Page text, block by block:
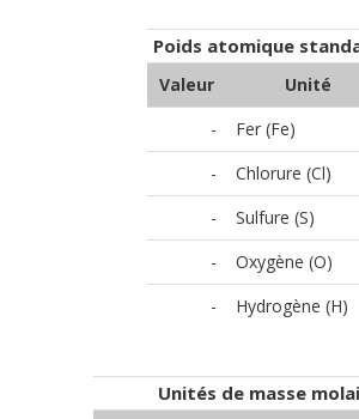
Poids atomique
Valeur
Unité
-
Fer (Fe)
-
Chlorure (Cl)
-
Sulfure (S)
-
Oxygène (O)
-
Hydrogène (H)
Unités de masse